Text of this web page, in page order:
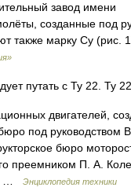
завод имени
созданные под
также марку Су
путать с Ту 22. Ту
двигателей,
под руководством
бюро
преемником П. А.
…
Энциклопедия техники